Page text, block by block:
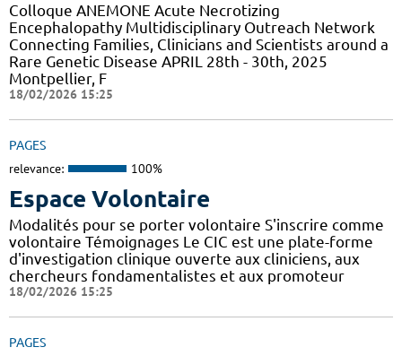
Colloque ANEMONE Acute Necrotizing
Encephalopathy Multidisciplinary Outreach Network
Connecting Families, Clinicians and Scientists around a
Rare Genetic Disease APRIL 28th - 30th, 2025
Montpellier, F
18/02/2026 15:25
PAGES
relevance: 100%
Espace Volontaire
Modalités pour se porter volontaire S'inscrire comme
volontaire Témoignages Le CIC est une plate-forme
d'investigation clinique ouverte aux cliniciens, aux
chercheurs fondamentalistes et aux promoteur
18/02/2026 15:25
PAGES